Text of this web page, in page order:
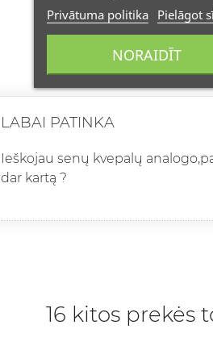
LABAI PATINKA
Ieškojau senų kvepalų
dar kartą ?
16 kitos prekės
Privātuma politika Pielāgot
NORAIDĪT